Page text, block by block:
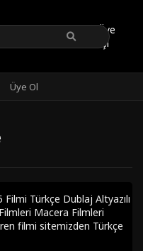
Üye
Girişi
Üye Ol
Türkçe Dublaj Altyazılı
Macera Filmleri
filmi sitemizden Türkçe